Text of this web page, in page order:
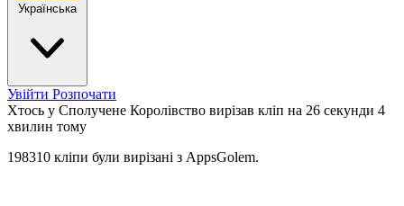
Українська
Увійти Розпочати
Хтось у Сполучене Королівство вирізав кліп на 26 секунди 4
хвилин тому
198310 кліпи були вирізані з AppsGolem.